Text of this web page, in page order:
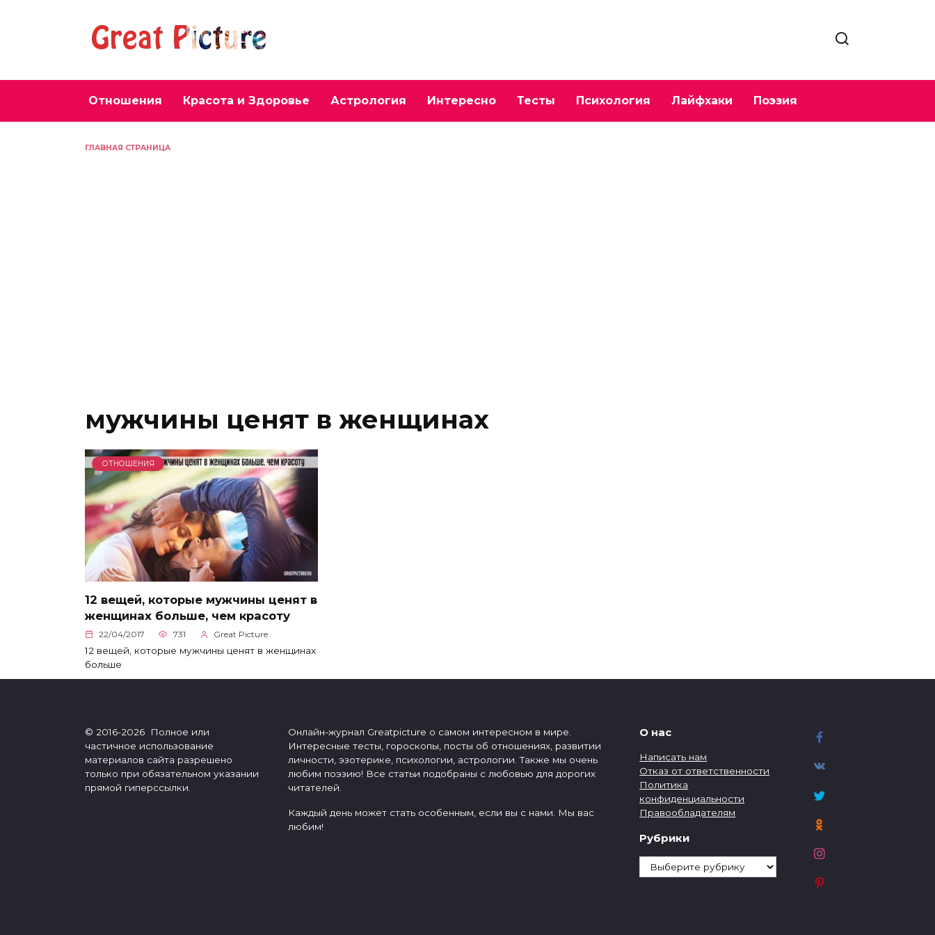
Отношения Красота и Здоровье Астрология Интересно Тесты Психология Лайфхаки Поэзия
ГЛАВНАЯ СТРАНИЦА
мужчины ценят в женщинах
ОТНОШЕНИЯ
12 вещей, которые мужчины ценят в
женщинах больше, чем красоту
22/04/2017 731 Great Picture
12 вещей, которые мужчины ценят в женщинах
больше
© 2016-2026 Полное или
частичное использование
материалов сайта разрешено
только при обязательном указании
прямой гиперссылки.
Онлайн-журнал Greatpicture о самом интересном в мире.
Интересные тесты, гороскопы, посты об отношениях, развитии
личности, эзотерике, психологии, астрологии. Также мы очень
любим поэзию! Все статьи подобраны с любовью для дорогих
читателей.
Каждый день может стать особенным, если вы с нами. Мы вас
любим!
О нас
Написать нам
Отказ от ответственности
Политика
конфиденциальности
Правообладателям
Рубрики
Рубрики